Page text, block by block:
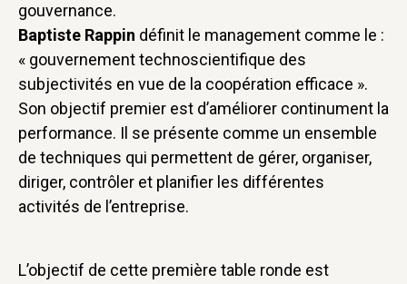
gouvernance.
Baptiste Rappin définit le management comme le :
« gouvernement technoscientifique des
subjectivités en vue de la coopération efficace ».
Son objectif premier est d’améliorer continument la
performance. Il se présente comme un ensemble
de techniques qui permettent de gérer, organiser,
diriger, contrôler et planifier les différentes
activités de l’entreprise.
L’objectif de cette première table ronde est